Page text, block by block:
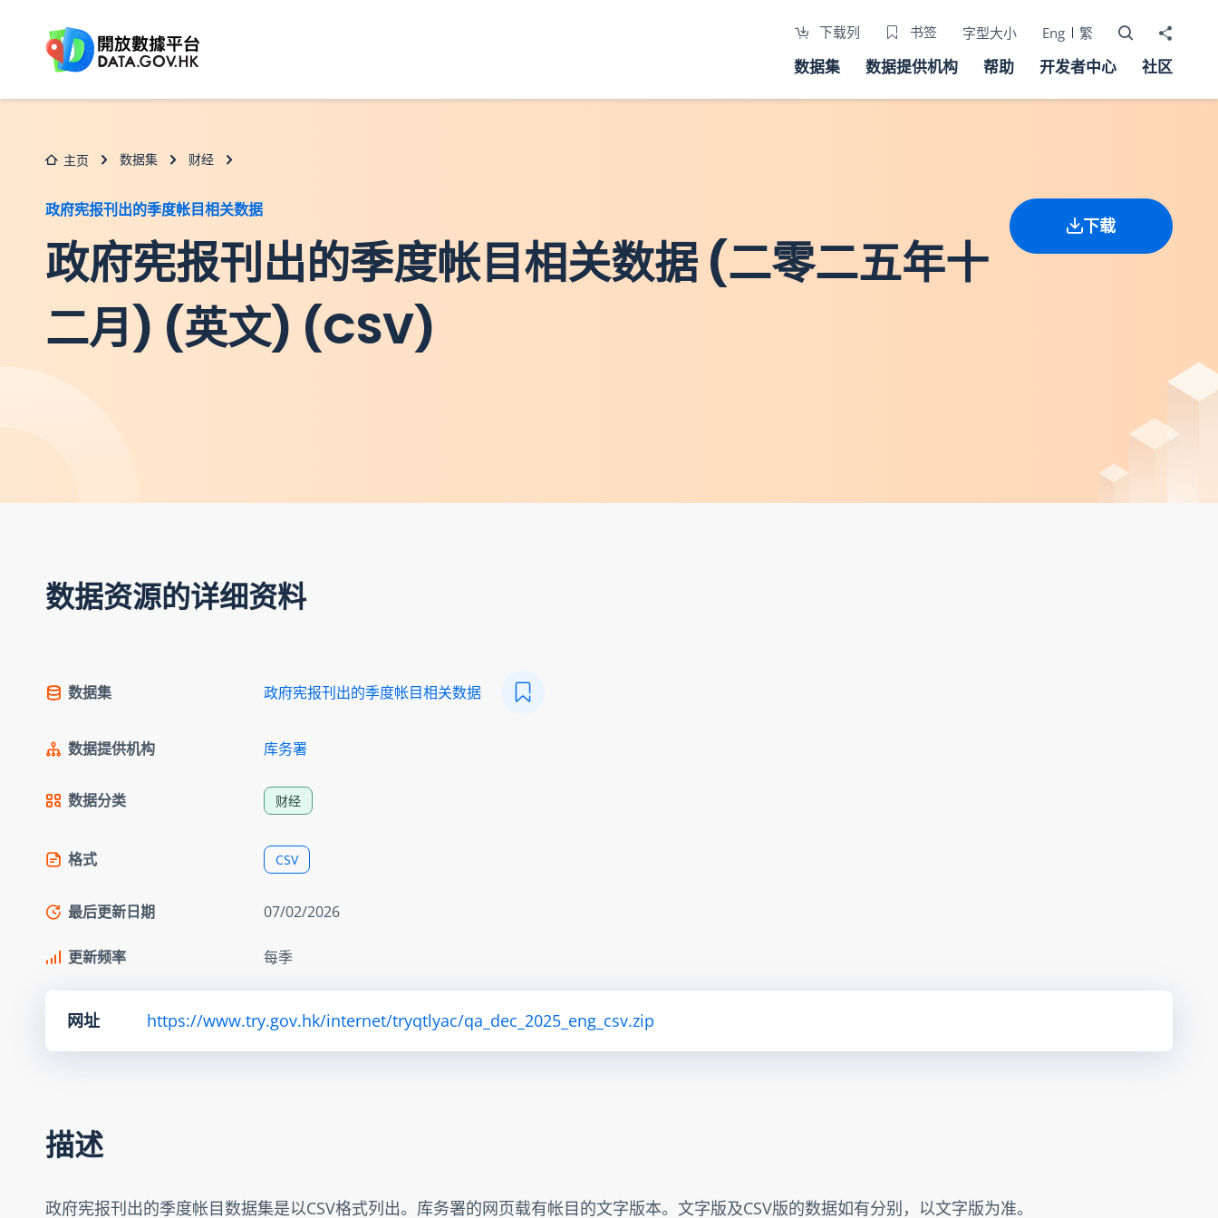
下载列 书签 字型大小 Eng 繁 打开搜寻器
分享至
数据集 数据提供机构 帮助 开发者中心 社区
主页 数据集 财经
政府宪报刊出的季度帐目相关数据
政府宪报刊出的季度帐目相关数据 (二零二五年十
二月) (英文) (CSV)
下载
数据资源的详细资料
数据集 政府宪报刊出的季度帐目相关数据
数据提供机构 库务署
数据分类 财经
格式 CSV
最后更新日期 07/02/2026
更新频率 每季
网址 https://www.try.gov.hk/internet/tryqtlyac/qa_dec_2025_eng_csv.zip
描述
政府宪报刊出的季度帐目数据集是以CSV格式列出。库务署的网页载有帐目的文字版本。文字版及CSV版的数据如有分别，以文字版为准。